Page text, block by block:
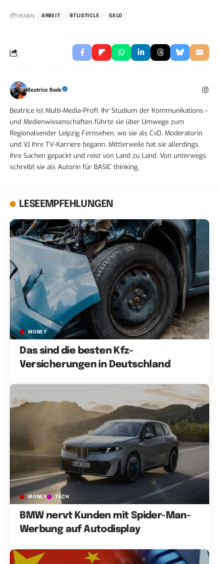
THEMEN: ARBEIT BTLISTICLE GELD
Beatrice Bode
Beatrice ist Multi-Media-Profi. Ihr Studium der Kommunikations -
und Medienwissenschaften führte sie über Umwege zum
Regionalsender Leipzig Fernsehen, wo sie als CvD, Moderatorin
und VJ ihre TV-Karriere begann. Mittlerweile hat sie allerdings
ihre Sachen gepackt und reist von Land zu Land. Von unterwegs
schreibt sie als Autorin für BASIC thinking.
LESEEMPFEHLUNGEN
MONEY
Das sind die besten Kfz-
Versicherungen in Deutschland
MONEY TECH
BMW nervt Kunden mit Spider-Man-
Werbung auf Autodisplay